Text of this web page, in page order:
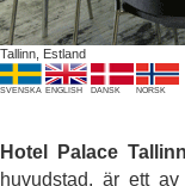
Tallinn, Estland
SVENSKA ENGLISH DANSK NORSK
Hotel Palace Tallinn
huvudstad, är ett